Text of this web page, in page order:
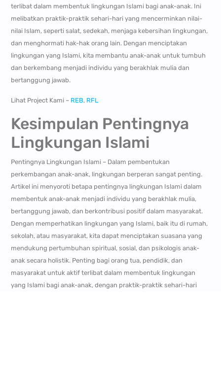
terlibat dalam membentuk lingkungan Islami bagi anak-anak. Ini
melibatkan praktik-praktik sehari-hari yang mencerminkan nilai-
nilai Islam, seperti salat, sedekah, menjaga kebersihan lingkungan,
dan menghormati hak-hak orang lain. Dengan menciptakan
lingkungan yang Islami, kita membantu anak-anak untuk tumbuh
dan berkembang menjadi individu yang berakhlak mulia dan
bertanggung jawab.
Lihat Project Kami – REB, RFL
Kesimpulan Pentingnya
Lingkungan Islami
Pentingnya Lingkungan Islami – Dalam pembentukan
perkembangan anak-anak, lingkungan berperan sangat penting.
Artikel ini menyoroti betapa pentingnya lingkungan Islami dalam
membentuk anak-anak menjadi individu yang berakhlak mulia,
bertanggung jawab, dan berkontribusi positif dalam masyarakat.
Dengan memperhatikan lingkungan yang Islami, baik itu di rumah,
sekolah, atau masyarakat, kita dapat menciptakan suasana yang
mendukung pertumbuhan spiritual, sosial, dan psikologis anak-
anak secara holistik. Penting bagi orang tua, pendidik, dan
masyarakat untuk aktif terlibat dalam membentuk lingkungan
yang Islami bagi anak-anak, dengan praktik-praktik sehari-hari